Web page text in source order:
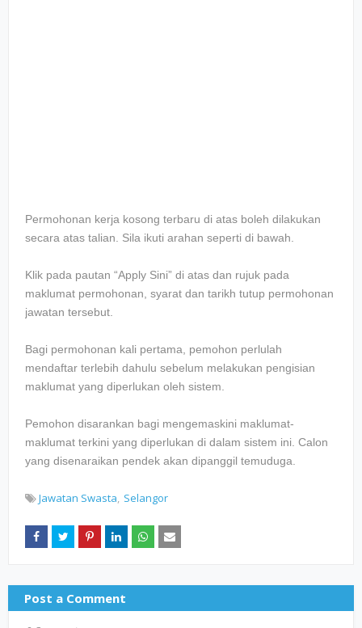
Permohonan kerja kosong terbaru di atas boleh dilakukan
secara atas talian. Sila ikuti arahan seperti di bawah.
Klik pada pautan “Apply Sini” di atas dan rujuk pada
maklumat permohonan, syarat dan tarikh tutup permohonan
jawatan tersebut.
Bagi permohonan kali pertama, pemohon perlulah
mendaftar terlebih dahulu sebelum melakukan pengisian
maklumat yang diperlukan oleh sistem.
Pemohon disarankan bagi mengemaskini maklumat-
maklumat terkini yang diperlukan di dalam sistem ini. Calon
yang disenaraikan pendek akan dipanggil temuduga.
Jawatan Swasta Selangor
Post a Comment